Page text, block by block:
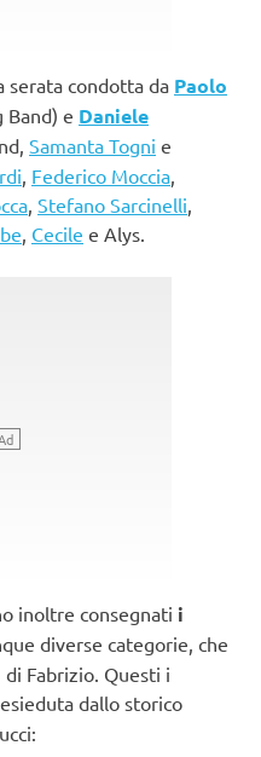
serata condotta da Paolo
Band) e Daniele
Samanta Togni e
Federico Moccia
Stefano Sarcinelli
Cecile e Alys.
inoltre consegnati i
diverse categorie, che
Fabrizio. Questi i
dallo storico